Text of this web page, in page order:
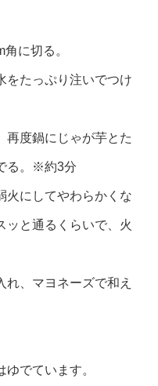
に切る。
たっぷり注いでつけ
度鍋にじゃが芋とた
る。※約3分
にしてやわらかくな
ッと通るくらいで、火
、マヨネーズで和え
でています。